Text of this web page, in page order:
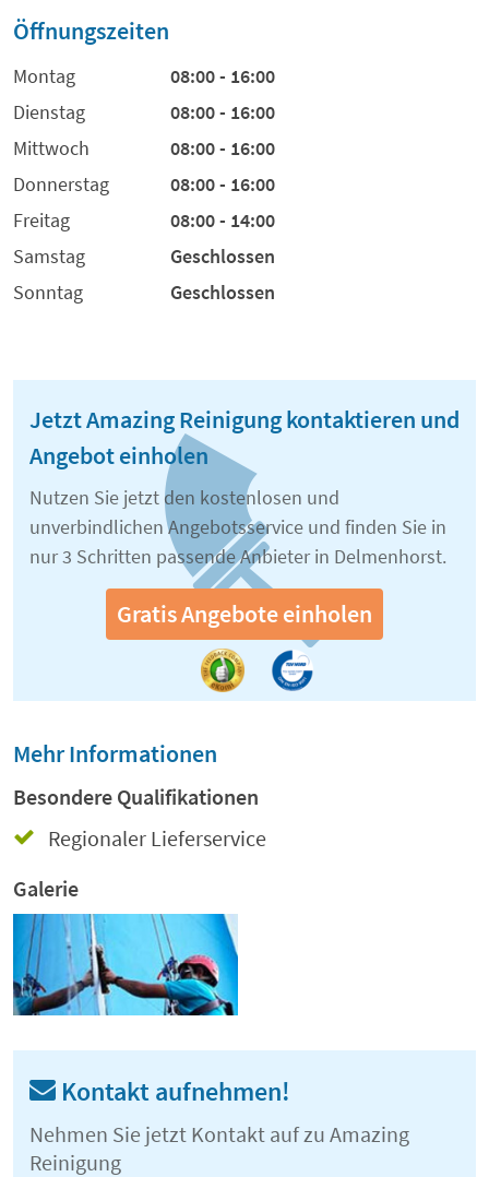
Öffnungszeiten
Montag
08:00 - 16:00
Dienstag
08:00 - 16:00
Mittwoch
08:00 - 16:00
Donnerstag
08:00 - 16:00
Freitag
08:00 - 14:00
Samstag
Geschlossen
Sonntag
Geschlossen
Jetzt Amazing Reinigung kontaktieren und
Angebot einholen
Nutzen Sie jetzt den kostenlosen und
unverbindlichen Angebotsservice und finden Sie in
nur 3 Schritten passende Anbieter in Delmenhorst.
Gratis Angebote einholen
Mehr Informationen
Besondere Qualifikationen
Regionaler Lieferservice
Galerie
Kontakt aufnehmen!
Nehmen Sie jetzt Kontakt auf zu Amazing
Reinigung